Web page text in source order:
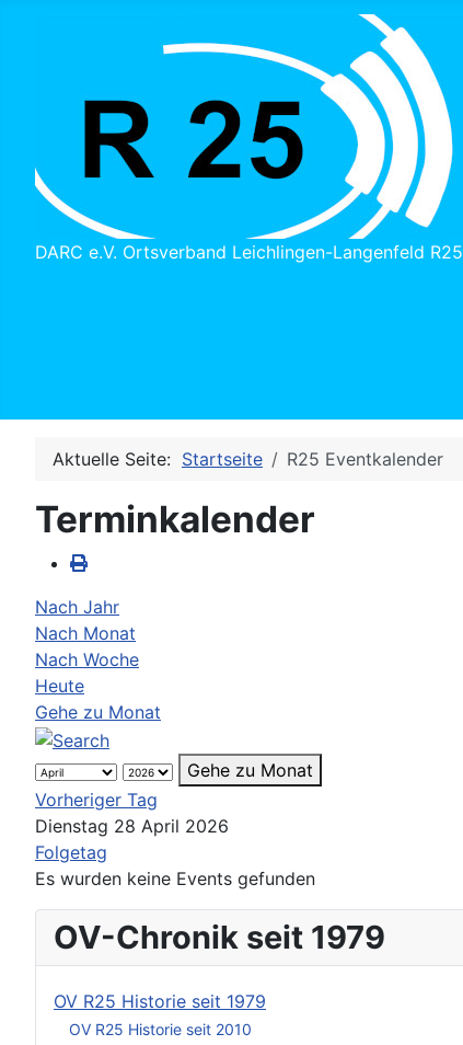
DARC e.V. Ortsverband Leichlingen-Langenfeld R25
OV-Chronik seit 1979
OV R25 Historie seit 1979
OV R25 Historie seit 2010
Aktuelle Seite: Startseite R25 Eventkalender
Terminkalender
Nach Jahr
Nach Monat
Nach Woche
Heute
Gehe zu Monat
Gehe zu Monat
Vorheriger Tag
Dienstag 28 April 2026
Folgetag
Es wurden keine Events gefunden